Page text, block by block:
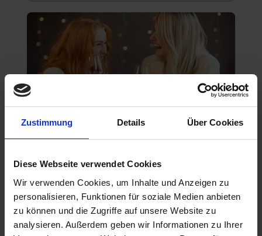
Zustimmung Details Über Cookies
Diese Webseite verwendet Cookies
Wir verwenden Cookies, um Inhalte und Anzeigen zu
personalisieren, Funktionen für soziale Medien anbieten
zu können und die Zugriffe auf unsere Website zu
analysieren. Außerdem geben wir Informationen zu Ihrer
AKADEMIKER
26.08.2026 17:00
40 - 49 Jahre
Mannheim
online